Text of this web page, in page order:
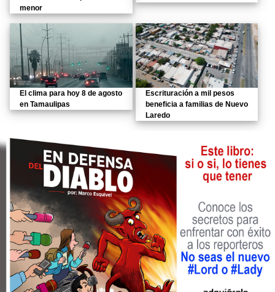
menor
El clima para hoy 8 de agosto
en Tamaulipas
Escrituración a mil pesos
beneficia a familias de Nuevo
Laredo